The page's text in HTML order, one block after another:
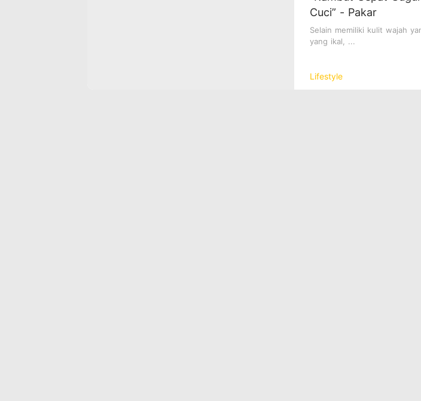
Lifestyle
Cuci” - Pakar
Selain memiliki kulit wajah
yang ikal, ...